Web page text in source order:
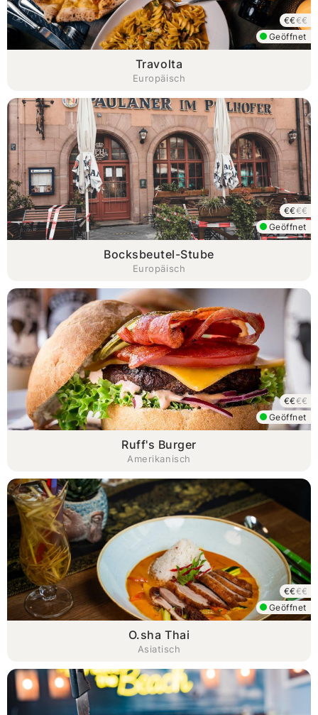
Travolta
Europäisch
Geöffnet
€€€€
Bocksbeutel-Stube
Europäisch
Geöffnet
€€€€
Ruff's Burger
Amerikanisch
Geöffnet
€€€€
O.sha Thai
Asiatisch
Geöffnet
€€€€